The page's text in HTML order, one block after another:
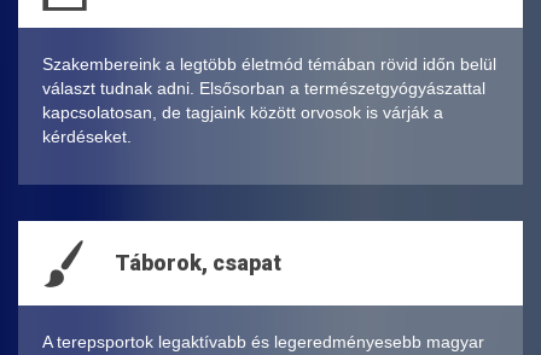
Szakembereink a legtöbb életmód témában rövid időn belül
választ tudnak adni. Elsősorban a természetgyógyászattal
kapcsolatosan, de tagjaink között orvosok is várják a
kérdéseket.
Táborok, csapat
A terepsportok legaktívabb és legeredményesebb magyar